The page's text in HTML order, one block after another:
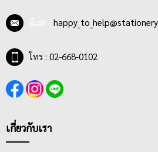
โทร : 02-668-0102
เกี่ยวกับเรา